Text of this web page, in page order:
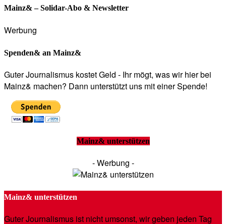
Mainz& – Solidar-Abo & Newsletter
Werbung
Spenden& an Mainz&
Guter Journalismus kostet Geld - Ihr mögt, was wir hier bei
Mainz& machen? Dann unterstützt uns mit einer Spende!
Mainz& unterstützen
- Werbung -
Mainz& unterstützen
Guter Journalismus ist nicht umsonst, wir geben jeden Tag